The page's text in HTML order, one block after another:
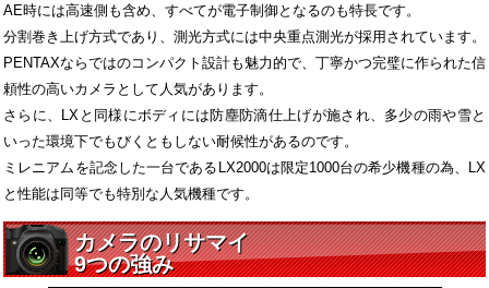
AE時には高速側も含め、すべてが電子制御となるのも特長です。
分割巻き上げ方式であり、測光方式には中央重点測光が採用されています。
PENTAXならではのコンパクト設計も魅力的で、丁寧かつ完璧に作られた信
頼性の高いカメラとして人気があります。
さらに、LXと同様にボディには防塵防滴仕上げが施され、多少の雨や雪と
いった環境下でもびくともしない耐候性があるのです。
ミレニアムを記念した一台であるLX2000は限定1000台の希少機種の為、LX
と性能は同等でも特別な人気機種です。